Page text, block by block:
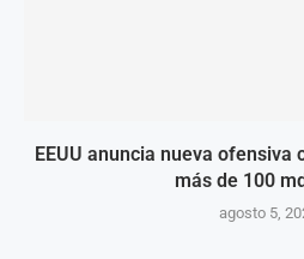
EEUU anuncia nueva ofensiva
más de 100
agosto 5,